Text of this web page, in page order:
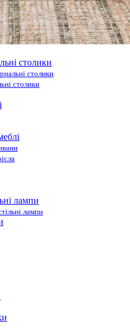
столики
столики
столики
лампи
лампи